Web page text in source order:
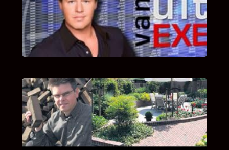
Bekijk hier de fragmenten van de deelname
van Bricks and Stones aan dit programma.
INTERVIEW MET HANS BOEREMA
Hoe Bricks and Stones ontstaan is en wat
Hans Boerema motiveert in de wereld van
klinkers en tegels!